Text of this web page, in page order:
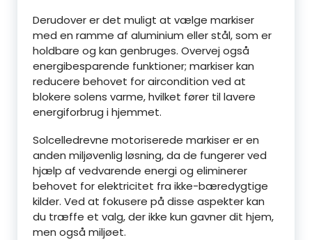
Derudover er det muligt at vælge markiser
med en ramme af aluminium eller stål, som er
holdbare og kan genbruges. Overvej også
energibesparende funktioner; markiser kan
reducere behovet for aircondition ved at
blokere solens varme, hvilket fører til lavere
energiforbrug i hjemmet.
Solcelledrevne motoriserede markiser er en
anden miljøvenlig løsning, da de fungerer ved
hjælp af vedvarende energi og eliminerer
behovet for elektricitet fra ikke-bæredygtige
kilder. Ved at fokusere på disse aspekter kan
du træffe et valg, der ikke kun gavner dit hjem,
men også miljøet.